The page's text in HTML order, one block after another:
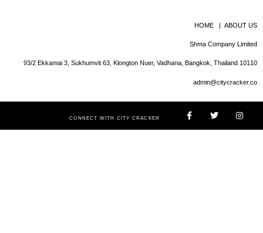
HOME | ABOUT US
Shma Company Limited
93/2 Ekkamai 3, Sukhumvit 63, Klongton Nuer, Vadhana, Bangkok, Thailand 10110
admin@citycracker.co
CONNECT WITH CITY CRACKER